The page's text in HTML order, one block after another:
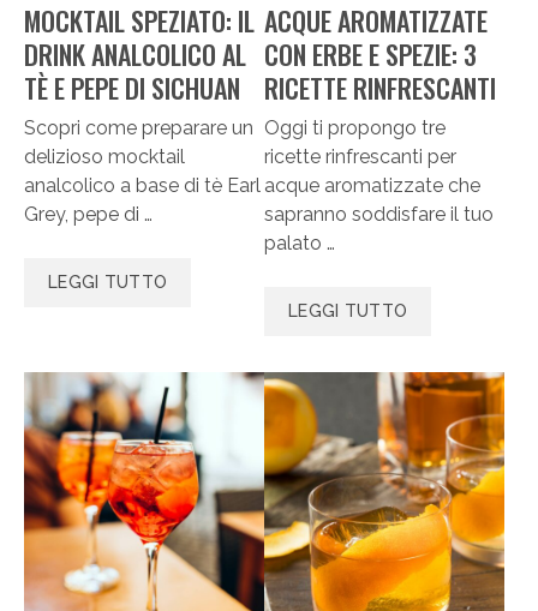
MOCKTAIL SPEZIATO: IL
DRINK ANALCOLICO AL
TÈ E PEPE DI SICHUAN
Scopri come preparare un
delizioso mocktail
analcolico a base di tè Earl
Grey, pepe di …
LEGGI TUTTO
ACQUE AROMATIZZATE
CON ERBE E SPEZIE: 3
RICETTE RINFRESCANTI
Oggi ti propongo tre
ricette rinfrescanti per
acque aromatizzate che
sapranno soddisfare il tuo
palato …
LEGGI TUTTO